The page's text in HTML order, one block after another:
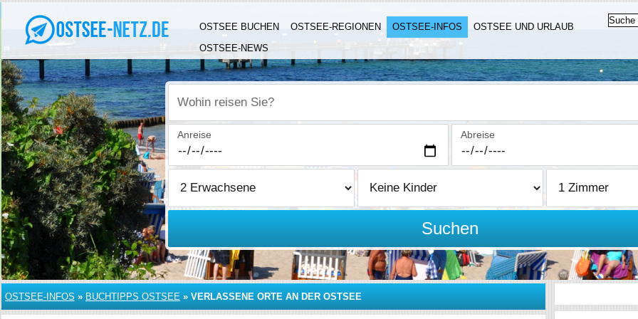
OSTSEE BUCHEN OSTSEE-REGIONEN OSTSEE-INFOS
OSTSEE UND URLAUB
OSTSEE-NEWS
Wohin reisen Sie?
Anreise Abreise
Suchen
OSTSEE-INFOS » BUCHTIPPS OSTSEE » VERLASSENE ORTE AN DER OSTSEE